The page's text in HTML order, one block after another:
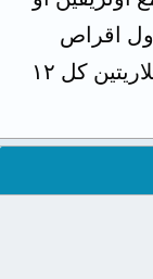
وايضا تناول اقراص
مضاده للهيستامين مثل الزاينيز او الكلاريتين كل ١٢